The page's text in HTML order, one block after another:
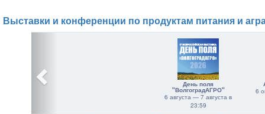
Выставки и конференции по продуктам питания и
День поля
"ВолгоградАГРО"
6 августа — 7 августа в
23:59
6